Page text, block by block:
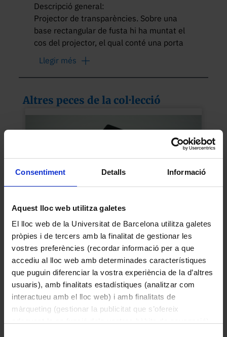
Consentiment Detalls Informació
Aquest lloc web utilitza galetes
El lloc web de la Universitat de Barcelona utilitza galetes
pròpies i de tercers amb la finalitat de gestionar les
vostres preferències (recordar informació per a que
accediu al lloc web amb determinades característiques
que puguin diferenciar la vostra experiència de la d’altres
usuaris), amb finalitats estadístiques (analitzar com
interactueu amb el lloc web) i amb finalitats de
màrqueting (gestionar la publicitat que s’ofereix
Descripció general:
Projector de transparències. Sobre una
base rectangular de fusta hi ha muntat el
cos del projector, el qual conté una porta
lateral i, a la part superior, una xemeneia.
A la part frontal hi ha una placa de fusta,
amb una rosca per col·locar-hi una lent. A
placa respecte al cos de llautó.
Funcionament:
la caixa negra es col·locava la font de
calor. La part de fusta frontal es pot
a enfocar la imatge, ja que varia la
distància entre la lent objectiu i la
transparència. Entre el cos metàl·lic i la
placa de fusta hi ha una ranura on
s'introduïen els xassís o marcs de fusta
amb les plaques de vidre. La llum passava
a través del vidre, recollia la imatge i
l'objectiu l'expandia cap a l'exterior.
Llegir més
Altres peces de la col·lecció
Balança micromètrica tèxtil
Desconegut
1940